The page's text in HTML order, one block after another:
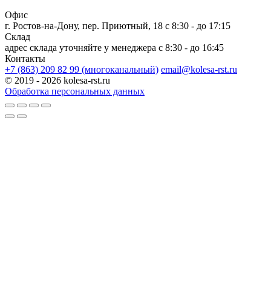
Офис
г. Ростов-на-Дону, пер. Приютный, 18 c 8:30 - до 17:15
Склад
адрес склада уточняйте у менеджера c 8:30 - до 16:45
Контакты
+7 (863) 209 82 99 (многоканальный) email@kolesa-rst.ru
© 2019 - 2026 kolesa-rst.ru
Обработка персональных данных